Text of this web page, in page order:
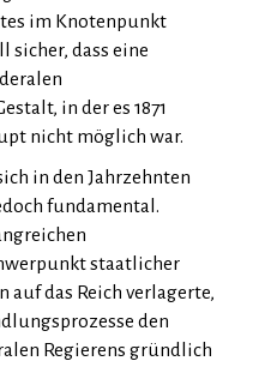
im Knotenpunkt
dass eine
in der es 1871
nicht möglich war.
in den Jahrzehnten
fundamental.
staatlicher
auf das Reich verlagerte,
den
Regierens gründlich